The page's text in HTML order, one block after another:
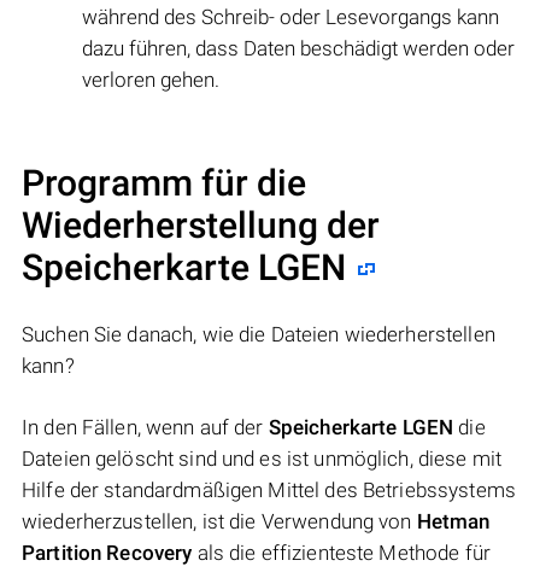
während des Schreib- oder Lesevorgangs kann
dazu führen, dass Daten beschädigt werden oder
verloren gehen.
Programm für die
Wiederherstellung der
Speicherkarte LGEN
Suchen Sie danach, wie die Dateien wiederherstellen
kann?
In den Fällen, wenn auf der Speicherkarte LGEN die
Dateien gelöscht sind und es ist unmöglich, diese mit
Hilfe der standardmäßigen Mittel des Betriebssystems
wiederherzustellen, ist die Verwendung von Hetman
Partition Recovery als die effizienteste Methode für